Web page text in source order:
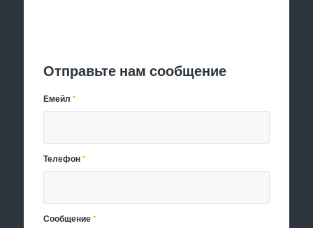
Отправьте нам сообщение
Емейл*
Телефон*
Сообщение*